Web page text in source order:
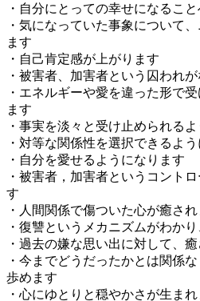
・自分にとっての幸せになるこ
・気になっていた事象について
ます
・自己肯定感が上がります
・被害者、加害者という囚われ
・エネルギーや愛を違った形で
ます
・事実を淡々と受け止められる
・対等な関係性を選択できるよ
・自分を愛せるようになります
・被害者，加害者というコント
す
・人間関係で傷ついた心が癒さ
・復讐というメカニズムがわか
・過去の嫌な思い出に対して、
・今までどうだったかとは関係
歩めます
・心にゆとりと穏やかさが生ま